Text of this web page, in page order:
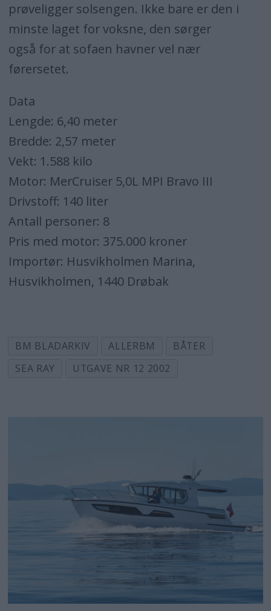
prøveligger solsengen. Ikke bare er den i
minste laget for voksne, den sørger
også for at sofaen havner vel nær
førersetet.
Data
Lengde: 6,40 meter
Bredde: 2,57 meter
Vekt: 1.588 kilo
Motor: MerCruiser 5,0L MPI Bravo III
Drivstoff: 140 liter
Antall personer: 8
Pris med motor: 375.000 kroner
Importør: Husvikholmen Marina,
Husvikholmen, 1440 Drøbak
BM BLADARKIV ALLERBM
BÅTER
SEA RAY
UTGAVE NR 12 2002